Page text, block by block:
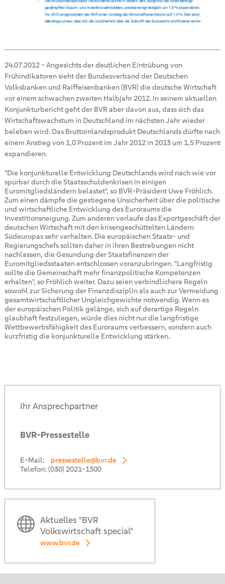
24.07.2012- Angesichts der deutlichen Eintrübung von
Frühindikatoren sieht der Bundesverband der Deutschen
Volksbanken und Raiffeisenbanken (BVR) die deutsche Wirtschaft
vor einem schwachen zweiten Halbjahr 2012. In seinem aktuellen
Konjunkturbericht geht der BVR aber davon aus, dass sich das
Wirtschaftswachstum in Deutschland im nächsten Jahr wieder
beleben wird. Das Bruttoinlandsprodukt Deutschlands dürfte nach
einem Anstieg von 1,0 Prozent im Jahr 2012 in 2013 um 1,5 Prozent
expandieren.
"Die konjunkturelle Entwicklung Deutschlands wird nach wie vor
spürbar durch die Staatsschuldenkrisen in einigen
Euromitgliedsländern belastet", so BVR-Präsident Uwe Fröhlich.
Zum einen dämpfe die gestiegene Unsicherheit über die politische
und wirtschaftliche Entwicklung des Euroraums die
Investitionsneigung. Zum anderen verlaufe das Exportgeschäft der
deutschen Wirtschaft mit den krisengeschüttelten Ländern
Südeuropas sehr verhalten. Die europäischen Staats- und
Regierungschefs sollten daher in ihren Bestrebungen nicht
nachlassen, die Gesundung der Staatsfinanzen der
Euromitgliedsstaaten entschlossen voranzubringen. "Langfristig
sollte die Gemeinschaft mehr finanzpolitische Kompetenzen
erhalten", so Fröhlich weiter. Dazu seien verbindlichere Regeln
sowohl zur Sicherung der Finanzdisziplin als auch zur Vermeidung
gesamtwirtschaftlicher Ungleichgewichte notwendig. Wenn es
der europäischen Politik gelänge, sich auf derartige Regeln
glaubhaft festzulegen, würde dies nicht nur die langfristige
Wettbewerbsfähigkeit des Euroraums verbessern, sondern auch
kurzfristig die konjunkturelle Entwicklung stärken.
Ihr Ansprechpartner
BVR-Pressestelle
E-Mail:
pressestelle@bvr.de
Telefon: (030) 2021-1300
Aktuelles "BVR
Volkswirtschaft special"
www.bvr.de